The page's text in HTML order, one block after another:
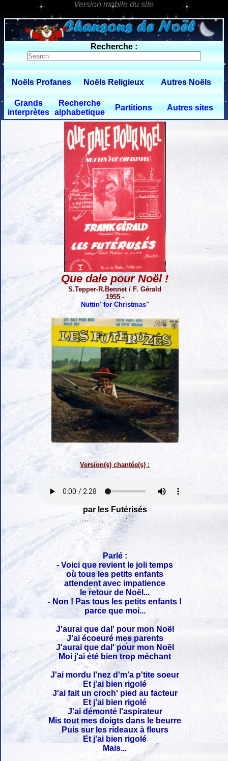
0 $limitbot 1 $limittot 2
Recherche :
Noëls Profanes Noëls Religieux Autres Noëls
Grands
interprètes
Recherche
alphabetique
Partitions Autres sites
Que dale pour Noël !
S.Tepper-R.Bennet / F. Gérald
1955 -
Nuttin' for Christmas"
Version(s) chantée(s) :
par les Futérisés
Parlé :
- Voici que revient le joli temps
où tous les petits enfants
attendent avec impatience
le retour de Noël...
- Non ! Pas tous les petits enfants !
parce que moi...
J'aurai que dal' pour mon Noël
J'ai écoeuré mes parents
J'aurai que dal' pour mon Noël
Moi j'ai été bien trop méchant
J'ai mordu l'nez d'm'a p'tite soeur
Et j'ai bien rigolé
J'ai fait un croch' pied au facteur
Et j'ai bien rigolé
J'ai démonté l'aspirateur
Mis tout mes doigts dans le beurre
Puis sur les rideaux à fleurs
Et j'ai bien rigolé
Mais...